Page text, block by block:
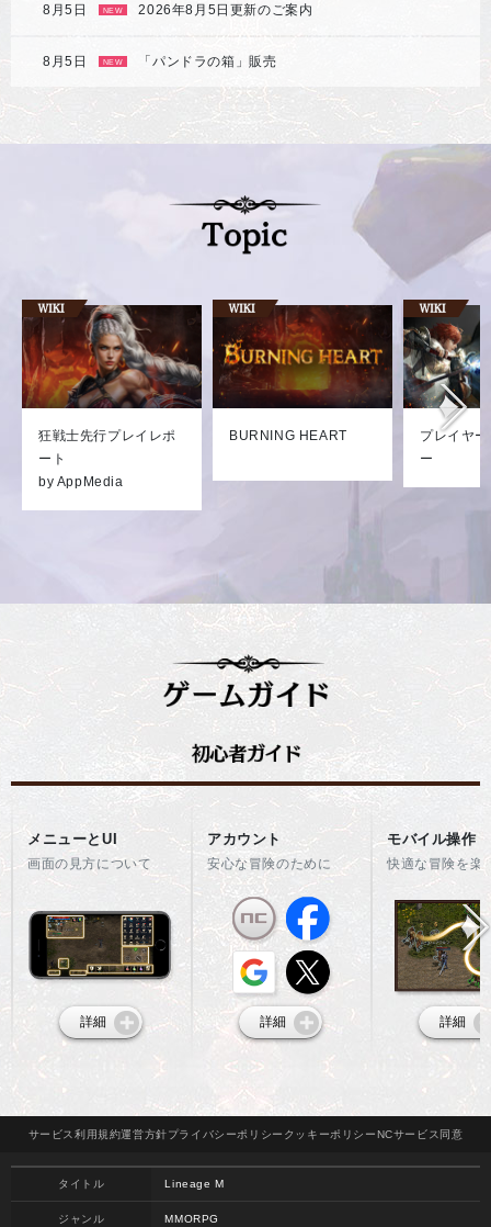
8月5日 NEW 2026年8月5日更新のご案内
8月5日 NEW 「パンドラの箱」販売
狂戦士先行プレイレポ
ート
by AppMedia
BURNING HEART
プレイヤ
ー
メニューとUI
画面の見方について
詳細
アカウント
安心な冒険のために
詳細
モバイル操作
快適な冒険を楽
詳細
サービス 利用規約運営方針プライバシーポリシー クッキーポリシーNCサービス 同意
タイトル Lineage M
ジャンル MMORPG